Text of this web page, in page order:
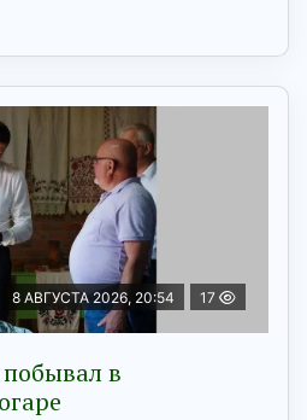
8 АВГУСТА 2026, 20:54 17
в